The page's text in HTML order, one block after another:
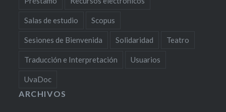
Salas de estudio Scopus
Sesiones de Bienvenida Solidaridad Teatro
Traducción e Interpretación Usuarios
UvaDoc
ARCHIVOS